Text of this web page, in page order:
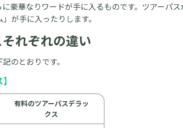
豪華なりワードが手に入るものです。ツアーパ
が手に入ったりします。
れぞれの違い
のとおりです。
有料のツアーパスデラッ
クス